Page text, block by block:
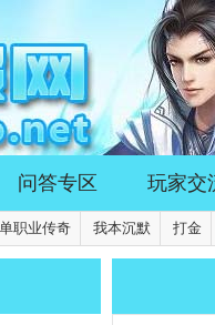
问答专区 玩家交
单职业传奇 我本沉默 打金